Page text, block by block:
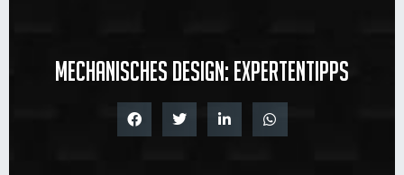
Mechanisches Design: Expertentipps